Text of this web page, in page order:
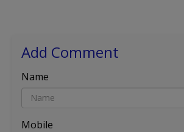
Add Comment
Name
Mobile